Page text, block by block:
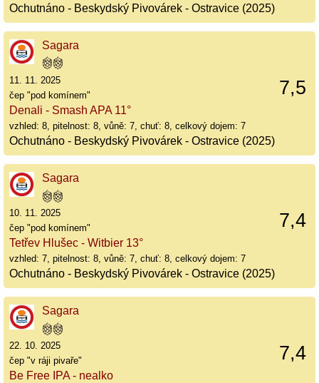
Ochutnáno - Beskydský Pivovárek - Ostravice (2025)
Sagara
7,5
11. 11. 2025
čep "pod komínem"
Denali - Smash APA 11°
vzhled: 8, pitelnost: 8, vůně: 7, chuť: 8, celkový dojem: 7
Ochutnáno - Beskydský Pivovárek - Ostravice (2025)
Sagara
7,4
10. 11. 2025
čep "pod komínem"
Tetřev Hlušec - Witbier 13°
vzhled: 7, pitelnost: 8, vůně: 7, chuť: 8, celkový dojem: 7
Ochutnáno - Beskydský Pivovárek - Ostravice (2025)
Sagara
7,4
22. 10. 2025
čep "v ráji pivaře"
Be Free IPA - nealko